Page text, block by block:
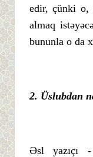
edir, çünki o,
almaq
bununla o da
2. Üslubdan
Əsl yazıçı